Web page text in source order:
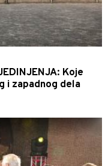
Koje
i zapadnog dela